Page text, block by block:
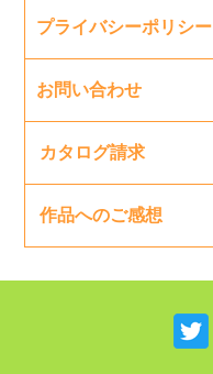
プライバシーポリシー
お問い合わせ
カタログ請求
作品へのご感想